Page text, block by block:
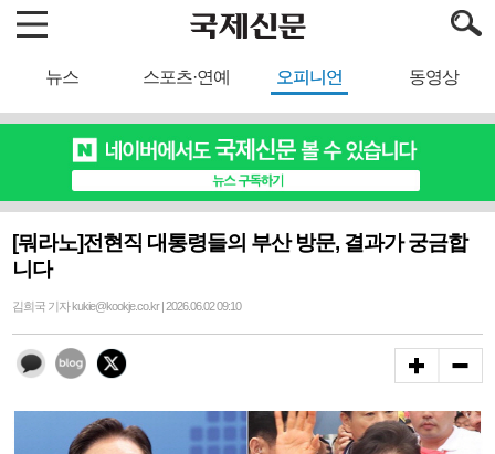
뉴스 스포츠·연예 오피니언 동영상
[뭐라노]전현직 대통령들의 부산 방문, 결과가 궁금합
니다
김희국 기자 kukie@kookje.co.kr | 2026.06.02 09:10